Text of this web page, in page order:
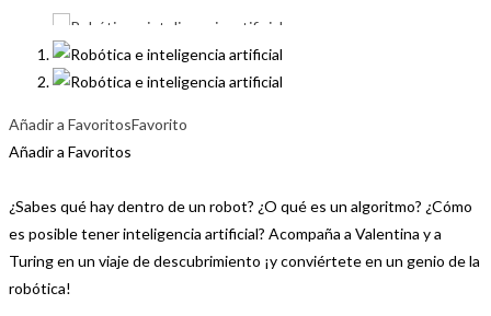
Añadir a FavoritosFavorito
Añadir a Favoritos
¿Sabes qué hay dentro de un robot? ¿O qué es un algoritmo? ¿Cómo
es posible tener inteligencia artificial? Acompaña a Valentina y a
Turing en un viaje de descubrimiento ¡y conviértete en un genio de la
robótica!